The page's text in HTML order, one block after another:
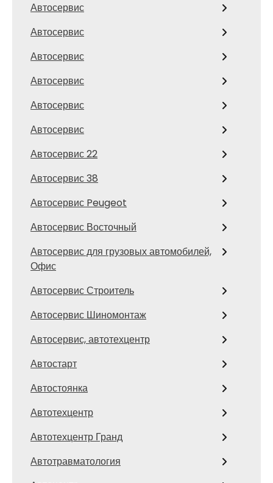
Автосервис
Автосервис
Автосервис
Автосервис
Автосервис
Автосервис
Автосервис 22
Автосервис 38
Автосервис Peugeot
Автосервис Восточный
Автосервис для грузовых автомобилей,
Офис
Автосервис Строитель
Автосервис Шиномонтаж
Автосервис, автотехцентр
Автостарт
Автостоянка
Автотехцентр
Автотехцентр Гранд
Автотравматология